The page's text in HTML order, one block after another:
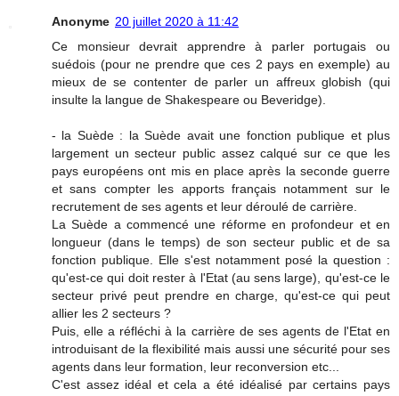
Anonyme 20 juillet 2020 à 11:42
Ce monsieur devrait apprendre à parler portugais ou
suédois (pour ne prendre que ces 2 pays en exemple) au
mieux de se contenter de parler un affreux globish (qui
insulte la langue de Shakespeare ou Beveridge).
- la Suède : la Suède avait une fonction publique et plus
largement un secteur public assez calqué sur ce que les
pays européens ont mis en place après la seconde guerre
et sans compter les apports français notamment sur le
recrutement de ses agents et leur déroulé de carrière.
La Suède a commencé une réforme en profondeur et en
longueur (dans le temps) de son secteur public et de sa
fonction publique. Elle s'est notamment posé la question :
qu'est-ce qui doit rester à l'Etat (au sens large), qu'est-ce le
secteur privé peut prendre en charge, qu'est-ce qui peut
allier les 2 secteurs ?
Puis, elle a réfléchi à la carrière de ses agents de l'Etat en
introduisant de la flexibilité mais aussi une sécurité pour ses
agents dans leur formation, leur reconversion etc...
C'est assez idéal et cela a été idéalisé par certains pays